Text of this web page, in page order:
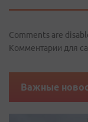
Comments are
Комментарии для
Важные